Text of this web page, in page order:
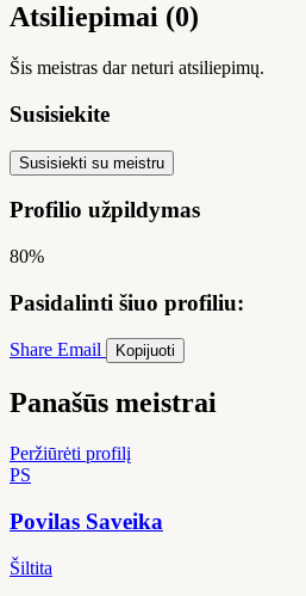
Atsiliepimai (0)
Šis meistras dar neturi atsiliepimų.
Susisiekite
Susisiekti su meistru
Profilio užpildymas
80%
Pasidalinti šiuo profiliu:
Share Email Kopijuoti
Panašūs meistrai
Peržiūrėti profilį
PS
Povilas Saveika
Šiltita